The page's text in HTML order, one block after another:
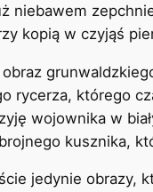
niebawem
kopią w czyjąś
rycerza, którego
wojownika w
kusznika,
jedynie obrazy,